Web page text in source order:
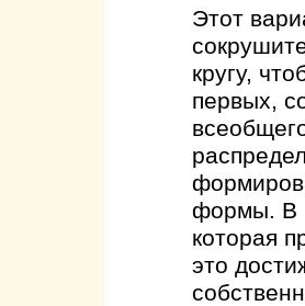
Этот
кругу,
первых,
формы. В
которая
это